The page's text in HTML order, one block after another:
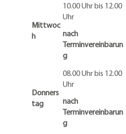
Mittwoc
h
10.00 Uhr bis 12.00
Uhr
nach
Terminvereinbarun
g
Donners
tag
08.00 Uhr bis 12.00
Uhr
nach
Terminvereinbarun
g